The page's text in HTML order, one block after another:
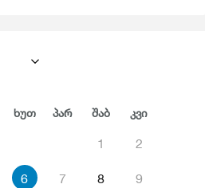
Ხუთ Პარ Შაბ Კვი
1 2
6 7 8 9